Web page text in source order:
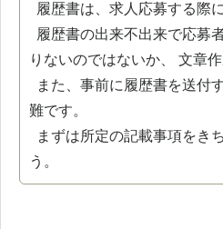
履歴書は、求人応募する際
履歴書の出来不出来で応募
りないのではないか、 文章
また、事前に履歴書を送付
難です。
まずは所定の記載事項をき
う。